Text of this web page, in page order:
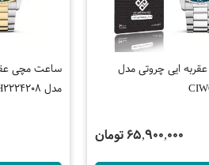
ساعت مچی
مدل CIWGH2224208
ایی چروتی مدل
65,900,000 تومان